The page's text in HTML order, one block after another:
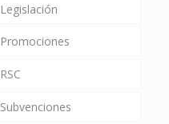
Legislación
Promociones
RSC
Subvenciones